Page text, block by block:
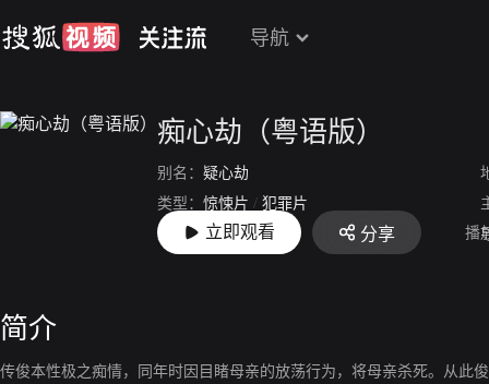
导航
痴心劫（粤语版）
别名： 疑心劫
类型： 惊悚片 / 犯罪片
上映： 1993
立即观看 分享 播
简介
传俊本性极之痴情，同年时因目睹母亲的放荡行为，将母亲杀死。从此